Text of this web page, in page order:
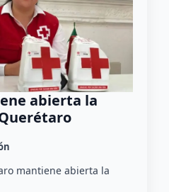
abierta la
mantiene abierta la